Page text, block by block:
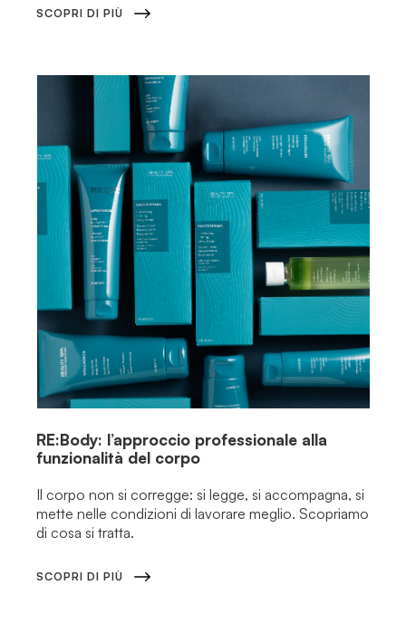
SCOPRI DI PIÙ
RE:Body: l’approccio professionale alla
funzionalità del corpo
Il corpo non si corregge: si legge, si accompagna, si
mette nelle condizioni di lavorare meglio. Scopriamo
di cosa si tratta.
SCOPRI DI PIÙ